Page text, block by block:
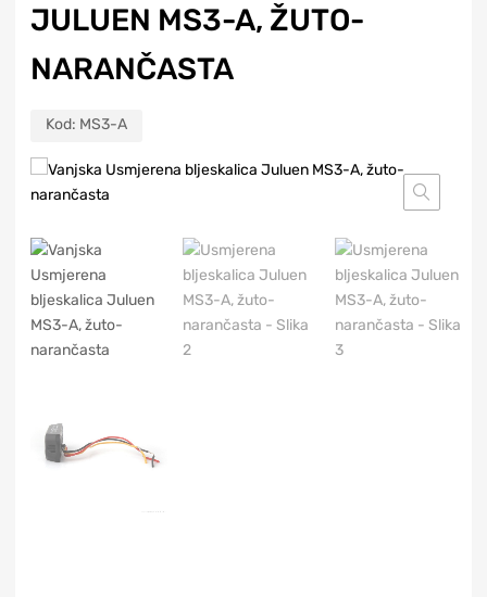
JULUEN MS3-A, ŽUTO-
NARANČASTA
Kod: MS3-A